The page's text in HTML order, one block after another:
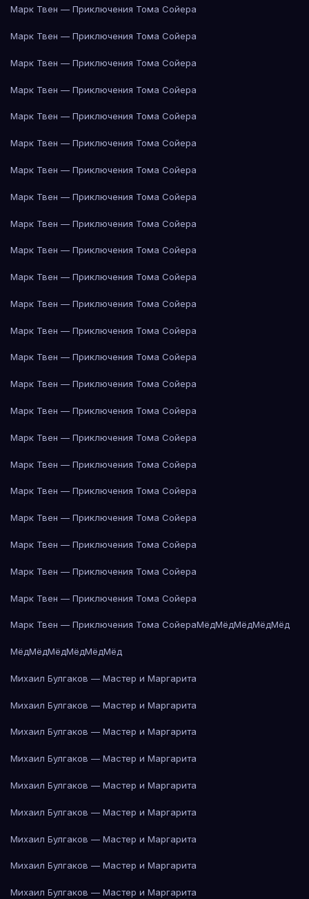
Марк Твен — Приключения Тома Сойера
Марк Твен — Приключения Тома Сойера
Марк Твен — Приключения Тома Сойера
Марк Твен — Приключения Тома Сойера
Марк Твен — Приключения Тома Сойера
Марк Твен — Приключения Тома Сойера
Марк Твен — Приключения Тома Сойера
Марк Твен — Приключения Тома Сойера
Марк Твен — Приключения Тома Сойера
Марк Твен — Приключения Тома Сойера
Марк Твен — Приключения Тома Сойера
Марк Твен — Приключения Тома Сойера
Марк Твен — Приключения Тома Сойера
Марк Твен — Приключения Тома Сойера
Марк Твен — Приключения Тома Сойера
Марк Твен — Приключения Тома Сойера
Марк Твен — Приключения Тома Сойера
Марк Твен — Приключения Тома Сойера
Марк Твен — Приключения Тома Сойера
Марк Твен — Приключения Тома Сойера
Марк Твен — Приключения Тома Сойера
Марк Твен — Приключения Тома Сойера
Марк Твен — Приключения Тома Сойера
Марк Твен — Приключения Тома СойераМёдМёдМёдМёдМёд
МёдМёдМёдМёдМёдМёд
Михаил Булгаков — Мастер и Маргарита
Михаил Булгаков — Мастер и Маргарита
Михаил Булгаков — Мастер и Маргарита
Михаил Булгаков — Мастер и Маргарита
Михаил Булгаков — Мастер и Маргарита
Михаил Булгаков — Мастер и Маргарита
Михаил Булгаков — Мастер и Маргарита
Михаил Булгаков — Мастер и Маргарита
Михаил Булгаков — Мастер и Маргарита